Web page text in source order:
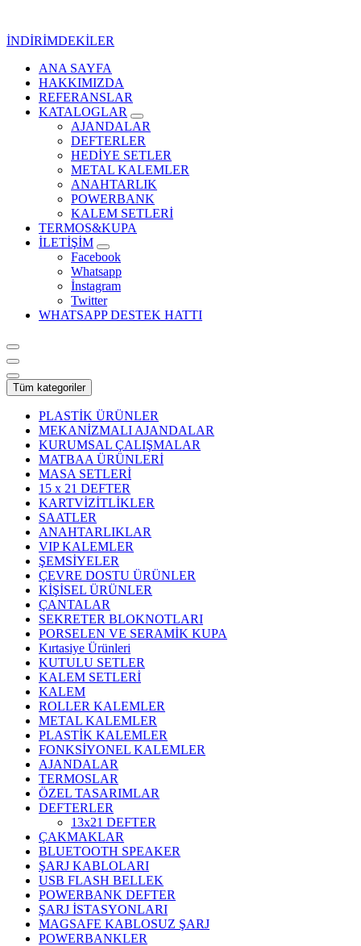
İNDİRİMDEKİLER
Kurumsal Promosyon-Hediyelik
ANA SAYFA
HAKKIMIZDA
REFERANSLAR
KATALOGLAR
AJANDALAR
DEFTERLER
HEDİYE SETLER
METAL KALEMLER
ANAHTARLIK
POWERBANK
KALEM SETLERİ
TERMOS&KUPA
İLETİŞİM
Facebook
Whatsapp
İnstagram
Twitter
WHATSAPP DESTEK HATTI
Tüm kategoriler
PLASTİK ÜRÜNLER
MEKANİZMALI AJANDALAR
KURUMSAL ÇALIŞMALAR
MATBAA ÜRÜNLERİ
MASA SETLERİ
15 x 21 DEFTER
KARTVİZİTLİKLER
SAATLER
ANAHTARLIKLAR
VIP KALEMLER
ŞEMSİYELER
ÇEVRE DOSTU ÜRÜNLER
KİŞİSEL ÜRÜNLER
ÇANTALAR
SEKRETER BLOKNOTLARI
PORSELEN VE SERAMİK KUPA
Kırtasiye Ürünleri
KUTULU SETLER
KALEM SETLERİ
KALEM
ROLLER KALEMLER
METAL KALEMLER
PLASTİK KALEMLER
FONKSİYONEL KALEMLER
AJANDALAR
TERMOSLAR
ÖZEL TASARIMLAR
DEFTERLER
13x21 DEFTER
ÇAKMAKLAR
BLUETOOTH SPEAKER
ŞARJ KABLOLARI
USB FLASH BELLEK
POWERBANK DEFTER
ŞARJ İSTASYONLARI
MAGSAFE KABLOSUZ ŞARJ
POWERBANKLER